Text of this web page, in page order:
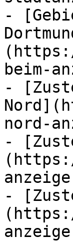
-
beim-
-
nord-
-
-